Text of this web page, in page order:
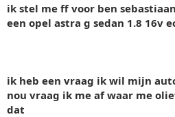
ik stel me ff voor ben
een opel astra g sedan 1.8 16v
ik heb een vraag ik wil mijn
nou vraag ik me af waar me
dat